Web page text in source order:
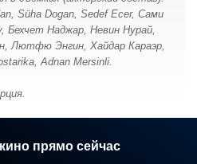
Süha Dogan, Sedef Ecer, Сами
Бехчет Наджар, Невин Нурай,
Лютфю Энгин, Хайдар Караэр,
Adnan Mersinli.
прямо сейчас